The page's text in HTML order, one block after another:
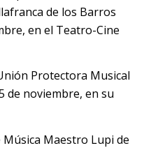
de los Barros
en el Teatro-Cine
Protectora Musical
de noviembre, en su
Música Maestro Lupi de